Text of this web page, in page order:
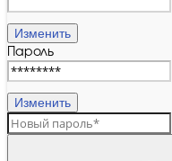
Изменить
Пароль
Изменить